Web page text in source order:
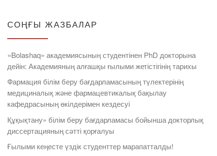
СОҢҒЫ ЖАЗБАЛАР
«Bolashaq» академиясының студентінен PhD докторына
дейін: Академияның алғашқы ғылыми жетістігінің тарихы
Фармация білім беру бағдарламасының түлектерінің
медициналық және фармацевтикалық бақылау
кафедрасының өкілдерімен кездесуі
Құқықтану» білім беру бағдарламасы бойынша докторлық
диссертацияның сәтті қорғалуы
Ғылыми кеңесте үздік студенттер марапатталды!